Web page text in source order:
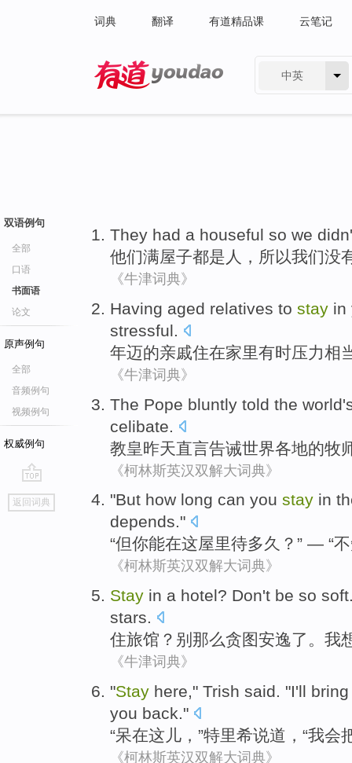
词典 翻译 有道精品课 云笔记
中英
双语例句
全部
口语
书面语
论文
原声例句
全部
音频例句
视频例句
权威例句
go
top
返回词典
They had a houseful so we
他们满屋子都是 人， 所以我们没
《牛津词典》
Having aged relatives to stay in
stressful.
年迈的亲戚住在家里有时压力相
《牛津词典》
The Pope bluntly told the world
celibate
教皇昨天直言告诫世界各地的牧
《柯林斯英汉双解大词典》
"But how long can you stay in
depends."
“但你能在这屋里待多久 ？” — “不
《柯林斯英汉双解大词典》
Stay in a hotel? Don't be so soft
stars.
住旅馆 ？ 别 那么贪图安逸了。 我
《牛津词典》
"Stay here," Trish said. "I'll
you back."
“呆在这儿 ，”特里希说道 ，“我会
《柯林斯英汉双解大词典》